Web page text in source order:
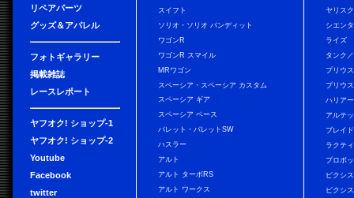
リペアパーツ
グッズ＆アパレル
フォトギャラリー
掲載雑誌
レースレポート
ヤフオク! ショップ-1
ヤフオク! ショップ-2
Youtube
Facebook
twitter
スイフト
ソリオ・ソリオ バンディット
ワゴンR
ワゴンR スマイル
MRワゴン
スペーシア・スペーシア カスタム
スペーシア ギア
スペーシア ベース
パレット・パレットSW
ハスラー
アルト
アルト ターボRS
アルト ワークス
ヤリス
シエンタ
ライズ
タンク
プリウス
プリウ
ハリアー
アルテ
ブレイド
ラクテ
プロボ
ピクシ
ピクシ